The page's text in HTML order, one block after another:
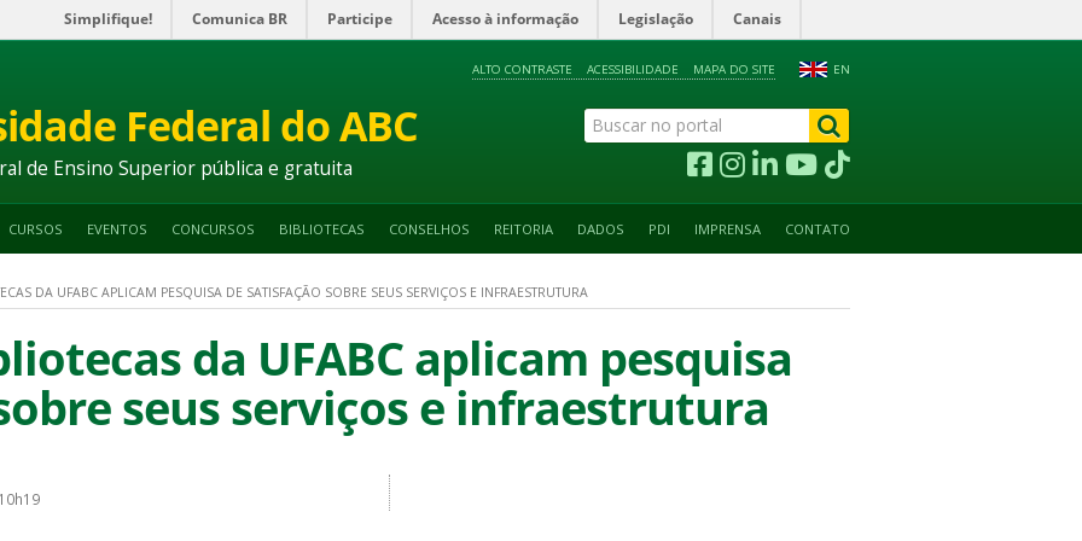
Simplifique! Comunica BR Participe Acesso à informação Legislação Canais
EN
ALTO CONTRASTE ACESSIBILIDADE MAPA DO SITE
Federal do ABC
de Ensino Superior pública e gratuita
CURSOS EVENTOS CONCURSOS BIBLIOTECAS CONSELHOS REITORIA DADOS PDI IMPRENSA CONTATO
DA UFABC APLICAM PESQUISA DE SATISFAÇÃO SOBRE SEUS SERVIÇOS E INFRAESTRUTURA
da UFABC aplicam pesquisa
seus serviços e infraestrutura